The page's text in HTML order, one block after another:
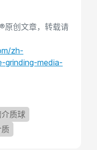
原创文章，转载请
zh-
grinding-media-
质球